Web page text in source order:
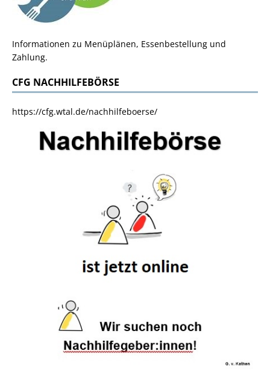
Informationen zu Menüplänen, Essenbestellung und
Zahlung.
CFG NACHHILFEBÖRSE
https://cfg.wtal.de/nachhilfeboerse/